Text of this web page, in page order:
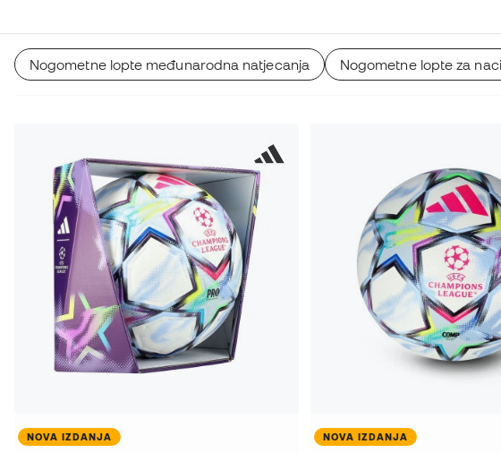
Nogometne lopte međunarodna natjecanja Nogometne lopte za
NOVA IZDANJA NOVA IZDANJA